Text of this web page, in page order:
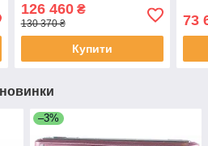
126 460₴
130 370 ₴
Купити
73
новинки
–3%